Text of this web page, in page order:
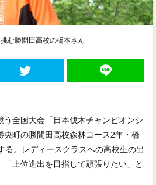
む勝間田高校の橋本さん
全国大会「日本伐木チャンピオンシ
央町の勝間田高校森林コース2年・橋
る。レディースクラスへの高校生の出
上位進出を目指して頑張りたい」と